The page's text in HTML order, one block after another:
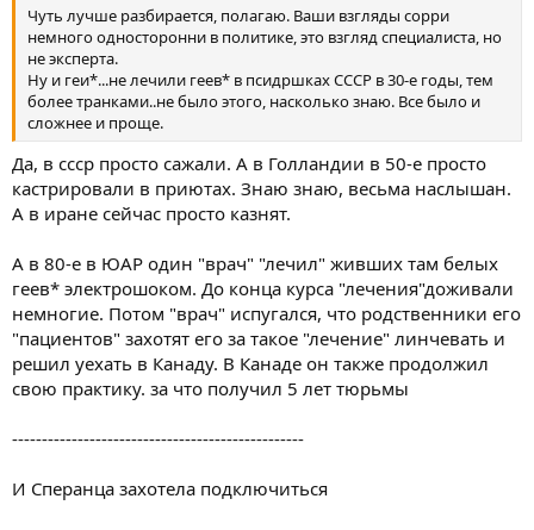
Чуть лучше разбирается, полагаю. Ваши взгляды сорри
немного односторонни в политике, это взгляд специалиста, но
не эксперта.
Ну и геи*...не лечили геев* в псидршках СССР в 30-е годы, тем
более транками..не было этого, насколько знаю. Все было и
сложнее и проще.
Да, в ссср просто сажали. А в Голландии в 50-е просто
кастрировали в приютах. Знаю знаю, весьма наслышан.
А в иране сейчас просто казнят.
А в 80-е в ЮАР один "врач" "лечил" живших там белых
геев* электрошоком. До конца курса "лечения"доживали
немногие. Потом "врач" испугался, что родственники его
"пациентов" захотят его за такое "лечение" линчевать и
решил уехать в Канаду. В Канаде он также продолжил
свою практику. за что получил 5 лет тюрьмы
-------------------------------------------------
И Сперанца захотела подключиться